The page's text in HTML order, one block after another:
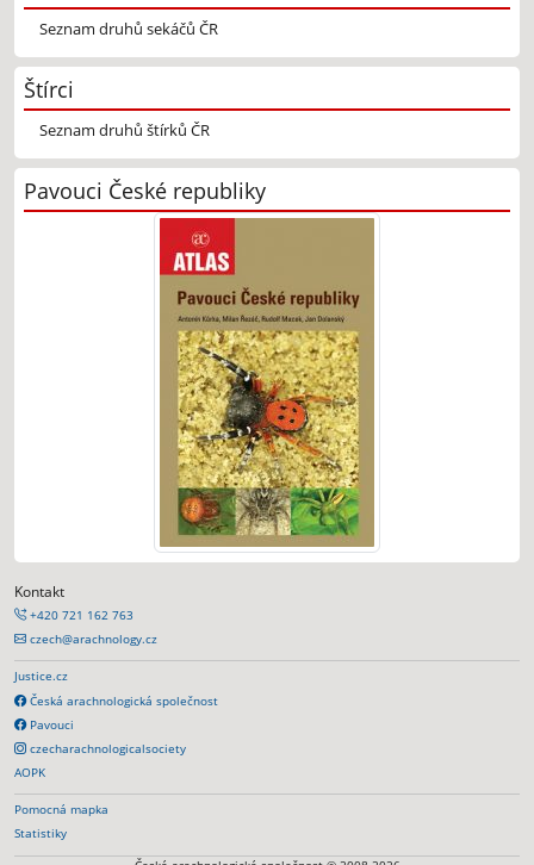
Seznam druhů sekáčů ČR
Štírci
Seznam druhů štírků ČR
Pavouci České republiky
Kontakt
+420 721 162 763
czech@arachnology.cz
Justice.cz
Česká arachnologická společnost
Pavouci
czecharachnologicalsociety
AOPK
Pomocná mapka
Statistiky